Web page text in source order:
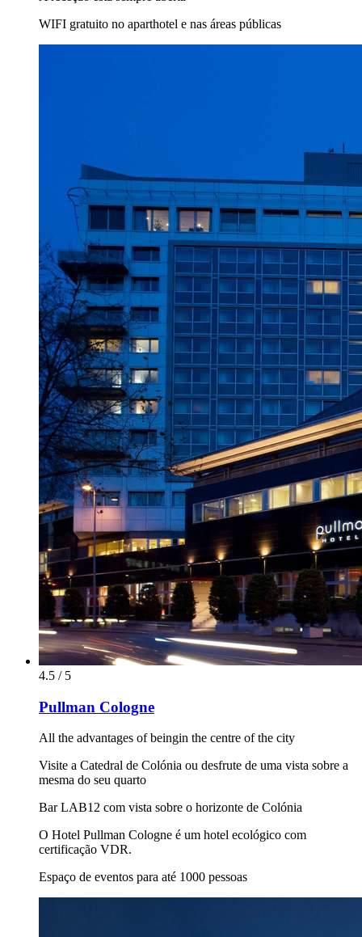
WIFI gratuito no aparthotel e nas áreas públicas
4.5 / 5
Pullman Cologne
All the advantages of beingin the centre of the city
Visite a Catedral de Colónia ou desfrute de uma vista sobre a
mesma do seu quarto
Bar LAB12 com vista sobre o horizonte de Colónia
O Hotel Pullman Cologne é um hotel ecológico com
certificação VDR.
Espaço de eventos para até 1000 pessoas